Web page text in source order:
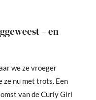
– en
we ze vroeger
ze nu met trots. Een
van de Curly Girl